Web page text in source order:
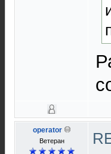
operator
Ветеран